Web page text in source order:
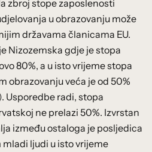
zbroj stope zaposlenosti
u obrazovanju može
državama članicama EU.
Nizozemska gdje je stopa
80%, a u isto vrijeme stopa
obrazovanju veća je od 50%
Usporedbe radi, stopa
ne prelazi 50%. Izvrstan
između ostaloga je posljedica
ljudi u isto vrijeme